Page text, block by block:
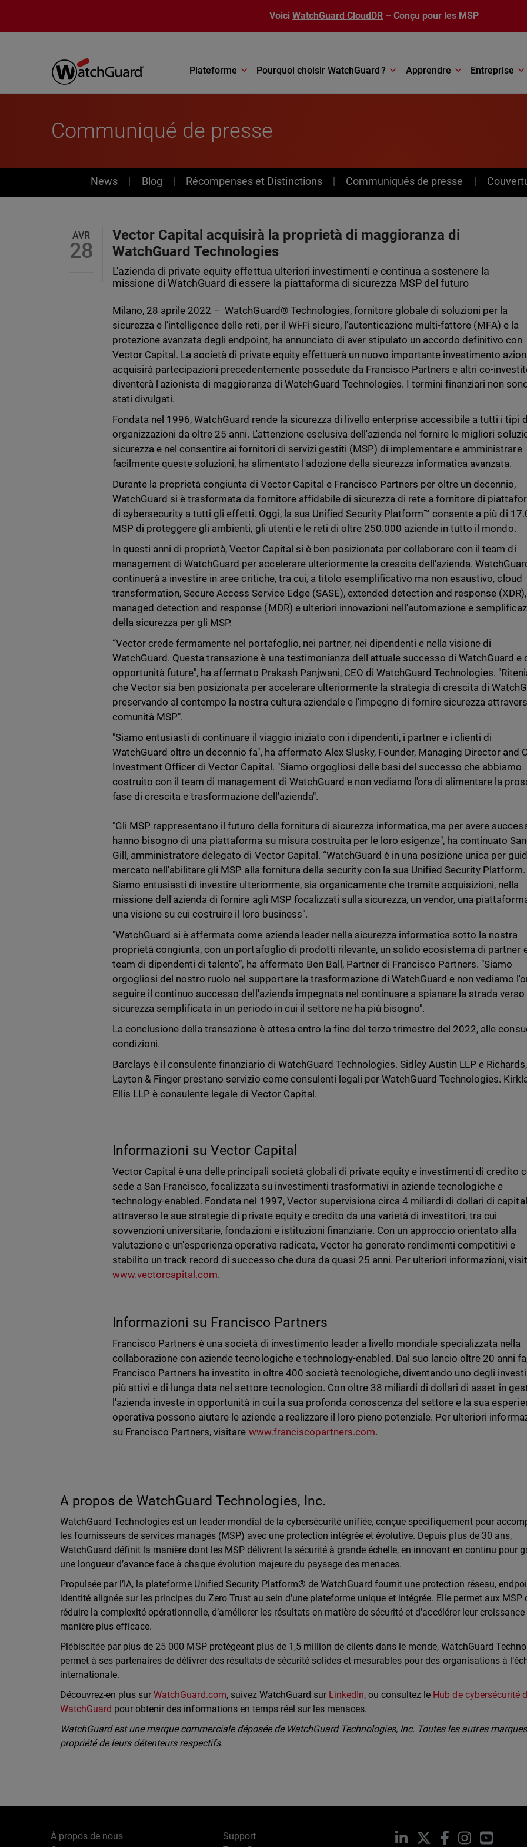
Voici WatchGuard CloudDR – Conçu pour les MSP
Plateforme Pourquoi choisir WatchGuard ? Apprendre Entreprise
Communiqué de presse
News
News Blog Récompenses et Distinctions Communiqués de presse
AVR
28
Vector Capital acquisirà la proprietà di maggioranza di
WatchGuard Technologies
L'azienda di private equity effettua ulteriori investimenti e continua a sostenere la
missione di WatchGuard di essere la piattaforma di sicurezza MSP del futuro
Milano, 28 aprile 2022 – WatchGuard® Technologies, fornitore globale di soluzioni per la
sicurezza e l’intelligence delle reti, per il Wi-Fi sicuro, l’autenticazione multi-fattore (MFA) e la
protezione avanzata degli endpoint, ha annunciato di aver stipulato un accordo definitivo con
Vector Capital. La società di private equity effettuerà un nuovo importante investimento
acquisirà partecipazioni precedentemente possedute da Francisco Partners e altri co-
diventerà l'azionista di maggioranza di WatchGuard Technologies. I termini finanziari non
stati divulgati.
Fondata nel 1996, WatchGuard rende la sicurezza di livello enterprise accessibile a tutti i tipi
organizzazioni da oltre 25 anni. L'attenzione esclusiva dell'azienda nel fornire le migliori
sicurezza e nel consentire ai fornitori di servizi gestiti (MSP) di implementare e amministrare
facilmente queste soluzioni, ha alimentato l'adozione della sicurezza informatica avanzata.
Durante la proprietà congiunta di Vector Capital e Francisco Partners per oltre un decennio,
WatchGuard si è trasformata da fornitore affidabile di sicurezza di rete a fornitore di
di cybersecurity a tutti gli effetti. Oggi, la sua Unified Security Platform™ consente a più di
MSP di proteggere gli ambienti, gli utenti e le reti di oltre 250.000 aziende in tutto il mondo.
In questi anni di proprietà, Vector Capital si è ben posizionata per collaborare con il team di
management di WatchGuard per accelerare ulteriormente la crescita dell'azienda.
continuerà a investire in aree critiche, tra cui, a titolo esemplificativo ma non esaustivo, cloud
transformation, Secure Access Service Edge (SASE), extended detection and response (XDR),
managed detection and response (MDR) e ulteriori innovazioni nell'automazione e
della sicurezza per gli MSP.
“Vector crede fermamente nel portafoglio, nei partner, nei dipendenti e nella visione di
WatchGuard. Questa transazione è una testimonianza dell'attuale successo di WatchGuard e
opportunità future", ha affermato Prakash Panjwani, CEO di WatchGuard Technologies.
che Vector sia ben posizionata per accelerare ulteriormente la strategia di crescita di
preservando al contempo la nostra cultura aziendale e l'impegno di fornire sicurezza
comunità MSP".
"Siamo entusiasti di continuare il viaggio iniziato con i dipendenti, i partner e i clienti di
WatchGuard oltre un decennio fa", ha affermato Alex Slusky, Founder, Managing Director and
Investment Officer di Vector Capital. "Siamo orgogliosi delle basi del successo che abbiamo
costruito con il team di management di WatchGuard e non vediamo l'ora di alimentare la
fase di crescita e trasformazione dell'azienda".
"Gli MSP rappresentano il futuro della fornitura di sicurezza informatica, ma per avere
hanno bisogno di una piattaforma su misura costruita per le loro esigenze", ha continuato
Gill, amministratore delegato di Vector Capital. “WatchGuard è in una posizione unica per
mercato nell'abilitare gli MSP alla fornitura della security con la sua Unified Security Platform.
Siamo entusiasti di investire ulteriormente, sia organicamente che tramite acquisizioni, nella
missione dell'azienda di fornire agli MSP focalizzati sulla sicurezza, un vendor, una
una visione su cui costruire il loro business".
"WatchGuard si è affermata come azienda leader nella sicurezza informatica sotto la nostra
proprietà congiunta, con un portafoglio di prodotti rilevante, un solido ecosistema di partner
team di dipendenti di talento", ha affermato Ben Ball, Partner di Francisco Partners. "Siamo
orgogliosi del nostro ruolo nel supportare la trasformazione di WatchGuard e non vediamo
seguire il continuo successo dell'azienda impegnata nel continuare a spianare la strada verso
sicurezza semplificata in un periodo in cui il settore ne ha più bisogno".
La conclusione della transazione è attesa entro la fine del terzo trimestre del 2022, alle
condizioni.
Barclays è il consulente finanziario di WatchGuard Technologies. Sidley Austin LLP e Richards,
Layton & Finger prestano servizio come consulenti legali per WatchGuard Technologies.
Ellis LLP è consulente legale di Vector Capital.
Informazioni su Vector Capital
Vector Capital è una delle principali società globali di private equity e investimenti di credito
sede a San Francisco, focalizzata su investimenti trasformativi in aziende tecnologiche e
technology-enabled. Fondata nel 1997, Vector supervisiona circa 4 miliardi di dollari di
attraverso le sue strategie di private equity e credito da una varietà di investitori, tra cui
sovvenzioni universitarie, fondazioni e istituzioni finanziarie. Con un approccio orientato alla
valutazione e un'esperienza operativa radicata, Vector ha generato rendimenti competitivi e
stabilito un track record di successo che dura da quasi 25 anni. Per ulteriori informazioni,
www.vectorcapital.com.
Informazioni su Francisco Partners
Francisco Partners è una società di investimento leader a livello mondiale specializzata nella
collaborazione con aziende tecnologiche e technology-enabled. Dal suo lancio oltre 20 anni
Francisco Partners ha investito in oltre 400 società tecnologiche, diventando uno degli
più attivi e di lunga data nel settore tecnologico. Con oltre 38 miliardi di dollari di asset in
l'azienda investe in opportunità in cui la sua profonda conoscenza del settore e la sua
operativa possono aiutare le aziende a realizzare il loro pieno potenziale. Per ulteriori
su Francisco Partners, visitare www.franciscopartners.com.
A propos de WatchGuard Technologies, Inc.
WatchGuard Technologies est un leader mondial de la cybersécurité unifiée, conçue spécifiquement pour
les fournisseurs de services managés (MSP) avec une protection intégrée et évolutive. Depuis plus de 30 ans,
WatchGuard définit la manière dont les MSP délivrent la sécurité à grande échelle, en innovant en continu pour
une longueur d’avance face à chaque évolution majeure du paysage des menaces.
Propulsée par l’IA, la plateforme Unified Security Platform® de WatchGuard fournit une protection réseau,
identité alignée sur les principes du Zero Trust au sein d’une plateforme unique et intégrée. Elle permet aux MSP
réduire la complexité opérationnelle, d’améliorer les résultats en matière de sécurité et d’accélérer leur croissance
manière plus efficace.
Plébiscitée par plus de 25 000 MSP protégeant plus de 1,5 million de clients dans le monde, WatchGuard
permet à ses partenaires de délivrer des résultats de sécurité solides et mesurables pour des organisations à
internationale.
Découvrez-en plus surWatchGuard.com, suivez WatchGuard sur LinkedIn, ou consultez le Hub de cybersécurité
WatchGuard pour obtenir des informations en temps réel sur les menaces.
WatchGuard est une marque commerciale déposée de WatchGuard Technologies, Inc. Toutes les autres
propriété de leurs détenteurs respectifs.
À propos de nous
Support
LinkedIn Facebook
InstagramYouTube